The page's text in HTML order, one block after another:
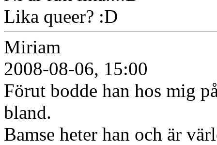
Lika queer? :D
Miriam
2008-08-06, 15:00
Förut bodde han hos mig
bland.
Bamse heter han och är